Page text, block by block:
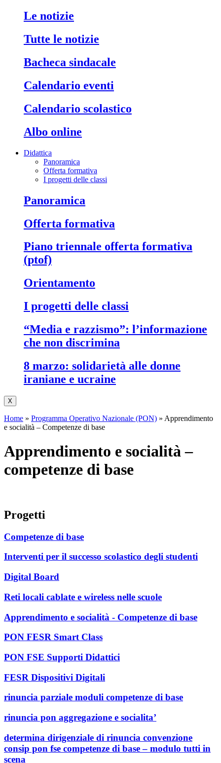
le notizie
tutte le notizie
bacheca sindacale
calendario eventi
calendario scolastico
albo online
Didattica
Panoramica
Offerta formativa
I progetti delle classi
panoramica
offerta formativa
piano triennale offerta formativa
(ptof)
orientamento
i progetti delle classi
“media e razzismo”: l’informazione
che non discrimina
8 marzo: solidarietà alle donne
iraniane e ucraine
X
Home » Programma Operativo Nazionale (PON) » Apprendimento
e socialità – Competenze di base
apprendimento e socialità –
competenze di base
progetti
Competenze di base
Interventi per il successo scolastico degli studenti
Digital Board
Reti locali cablate e wireless nelle scuole
Apprendimento e socialità - Competenze di base
PON FESR Smart Class
PON FSE Supporti Didattici
FESR Dispositivi Digitali
rinuncia parziale moduli competenze di base
rinuncia pon aggregazione e socialita’
determina dirigenziale di rinuncia convenzione
consip pon fse competenze di base – modulo tutti in
scena